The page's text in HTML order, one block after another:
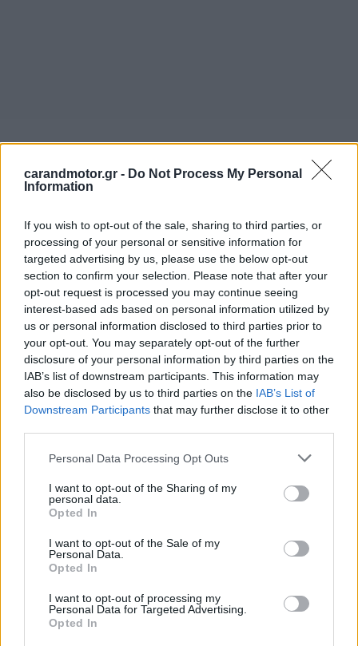
carandmotor.gr - Do Not Process My Personal
Information
If you wish to opt-out of the sale, sharing to third parties, or
processing of your personal or sensitive information for
targeted advertising by us, please use the below opt-out
section to confirm your selection. Please note that after your
opt-out request is processed you may continue seeing
interest-based ads based on personal information utilized by
us or personal information disclosed to third parties prior to
your opt-out. You may separately opt-out of the further
disclosure of your personal information by third parties on the
IAB’s list of downstream participants. This information may
also be disclosed by us to third parties on the IAB’s List of
Downstream Participants that may further disclose it to other
Please note that this website/app uses one or more Google
not limited to your visit or usage behaviour. You may click to
grant or deny consent to Google and its third-party tags to
use your data for below specified purposes in below Google
consent section.
Personal Data Processing Opt Outs
I want to opt-out of the Sharing of my
personal data.
Opted In
I want to opt-out of the Sale of my
Personal Data.
Opted In
I want to opt-out of processing my
Personal Data for Targeted Advertising.
Opted In
Σύμφωνα με τα κινεζικά μέσα, το ανανεωμένο Cyberster
προστίθενται καιμικρές λεπτομέρειες όπως το
“convertible counter”, νέα ηχητικά εφέ
πιο γρήγορο και «έξυπνο» σύστημαφωνητικών
εντολών.